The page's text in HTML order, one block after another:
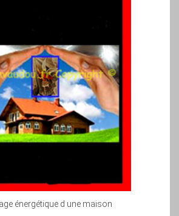
énergétique d une maison